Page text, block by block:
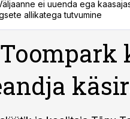
ei uuenda ega
allikatega tutvumine